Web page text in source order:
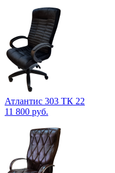
Атлантис 303 ТК 22
11 800 руб.